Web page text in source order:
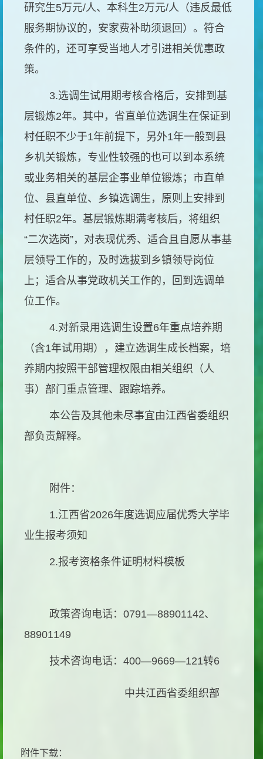
研究生5万元/人、本科生2万元/人（违反最低
服务期协议的，安家费补助须退回）。符合
条件的，还可享受当地人才引进相关优惠政
策。
3.选调生试用期考核合格后，安排到基
层锻炼2年。其中，省直单位选调生在保证到
村任职不少于1年前提下，另外1年一般到县
乡机关锻炼，专业性较强的也可以到本系统
或业务相关的基层企事业单位锻炼；市直单
位、县直单位、乡镇选调生，原则上安排到
村任职2年。基层锻炼期满考核后，将组织
“二次选岗”，对表现优秀、适合且自愿从事基
层领导工作的，及时选拔到乡镇领导岗位
上；适合从事党政机关工作的，回到选调单
位工作。
4.对新录用选调生设置6年重点培养期
（含1年试用期），建立选调生成长档案，培
养期内按照干部管理权限由相关组织（人
事）部门重点管理、跟踪培养。
本公告及其他未尽事宜由江西省委组织
部负责解释。
附件：
1.江西省2026年度选调应届优秀大学毕
业生报考须知
2.报考资格条件证明材料模板
政策咨询电话：0791—88901142、
88901149
技术咨询电话：400—9669—121转6
中共江西省委组织部
附件下载：